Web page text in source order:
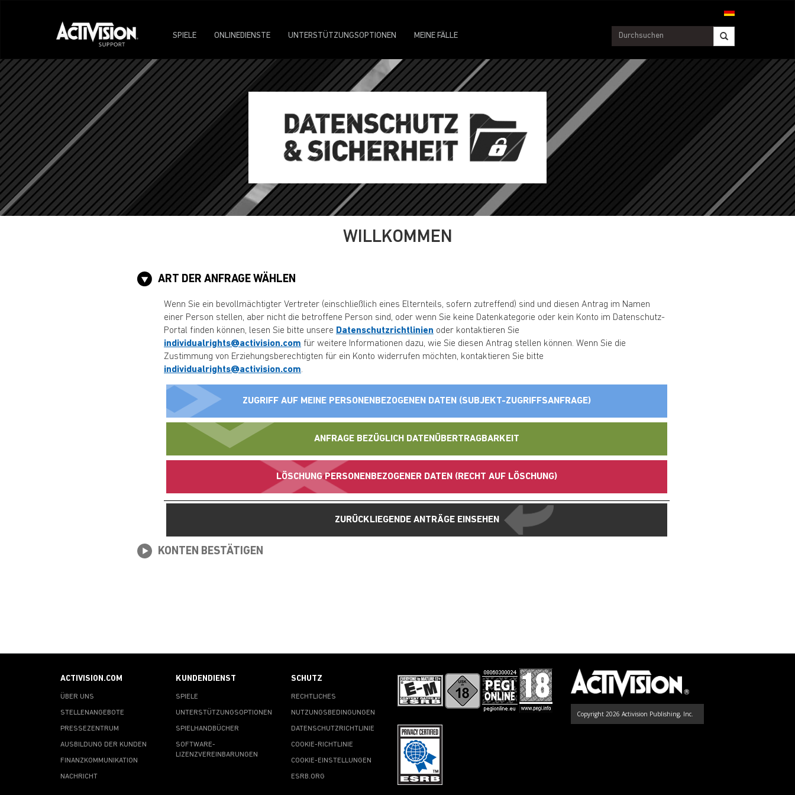
SPIELE ONLINEDIENSTE UNTERSTÜTZUNGSOPTIONEN MEINE FÄLLE
WILLKOMMEN
ART DER ANFRAGE WÄHLEN
Wenn Sie ein bevollmächtigter Vertreter (einschließlich eines Elternteils, sofern zutreffend) sind und diesen Antrag im Namen
einer Person stellen, aber nicht die betroffene Person sind, oder wenn Sie keine Datenkategorie oder kein Konto im Datenschutz-
Portal finden können, lesen Sie bitte unsere Datenschutzrichtlinien oder kontaktieren Sie
individualrights@activision.com für weitere Informationen dazu, wie Sie diesen Antrag stellen können. Wenn Sie die
Zustimmung von Erziehungsberechtigten für ein Konto widerrufen möchten, kontaktieren Sie bitte
individualrights@activision.com.
ZUGRIFF AUF MEINE PERSONENBEZOGENEN DATEN (SUBJEKT-ZUGRIFFSANFRAGE)
ANFRAGE BEZÜGLICH DATENÜBERTRAGBARKEIT
LÖSCHUNG PERSONENBEZOGENER DATEN (RECHT AUF LÖSCHUNG)
ZURÜCKLIEGENDE ANTRÄGE EINSEHEN
KONTEN BESTÄTIGEN
ACTIVISION.COM
ÜBER UNS
STELLENANGEBOTE
PRESSEZENTRUM
AUSBILDUNG DER KUNDEN
FINANZKOMMUNIKATION
NACHRICHT
KUNDENDIENST
SPIELE
UNTERSTÜTZUNGSOPTIONEN
SPIELHANDBÜCHER
SOFTWARE-
LIZENZVEREINBARUNGEN
SCHUTZ
RECHTLICHES
NUTZUNGSBEDINGUNGEN
DATENSCHUTZRICHTLINIE
COOKIE-RICHTLINIE
COOKIE-EINSTELLUNGEN
ESRB.ORG
Copyright 2026 Activision Publishing, Inc.